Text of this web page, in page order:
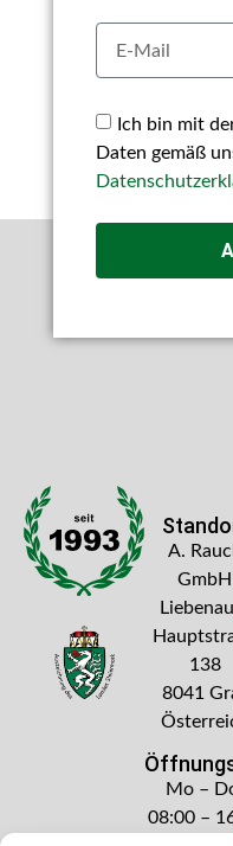
Ich bin mit
Daten gemäß
A.
GmbH
138
8041
Mo –
08:00 –